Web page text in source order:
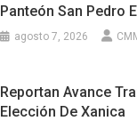
Panteón San Pedro
agosto 7, 2026
Reportan Avance
Elección De Xanica